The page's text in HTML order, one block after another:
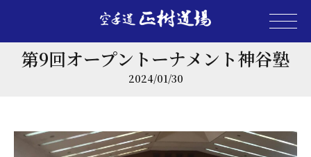
第9回オープントーナメント神谷塾
2024/01/30